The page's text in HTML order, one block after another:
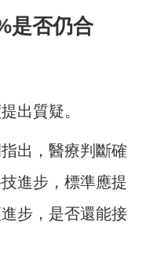
是否仍合
出質疑。
出，醫療判斷確
進步，標準應提
步，是否還能接